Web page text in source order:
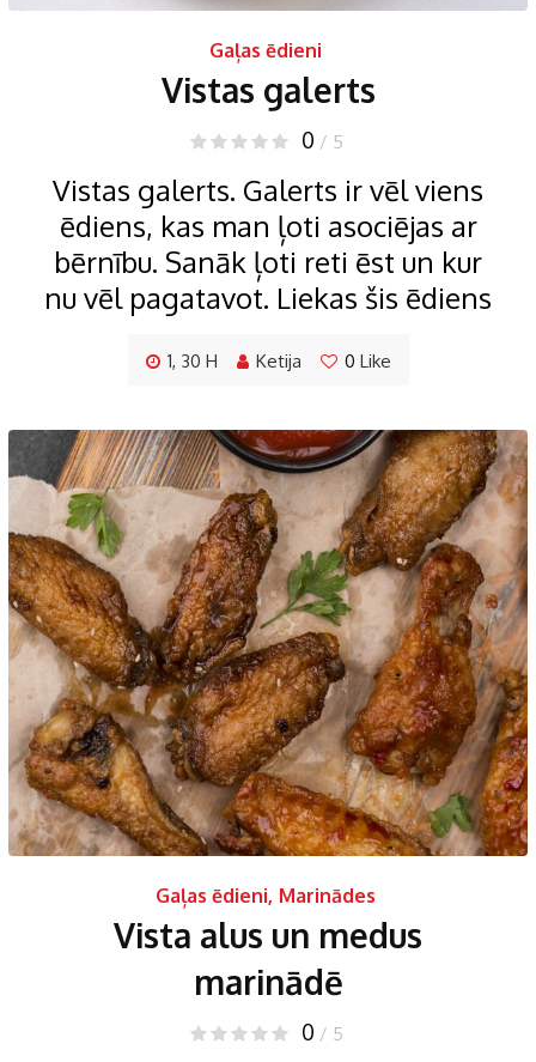
Gaļas ēdieni
Vistas galerts
0 / 5
Vistas galerts. Galerts ir vēl viens
ēdiens, kas man ļoti asociējas ar
bērnību. Sanāk ļoti reti ēst un kur
nu vēl pagatavot. Liekas šis ēdiens
1, 30 H Ketija 0 Like
Gaļas ēdieni, Marinādes
Vista alus un medus
marinādē
0 / 5